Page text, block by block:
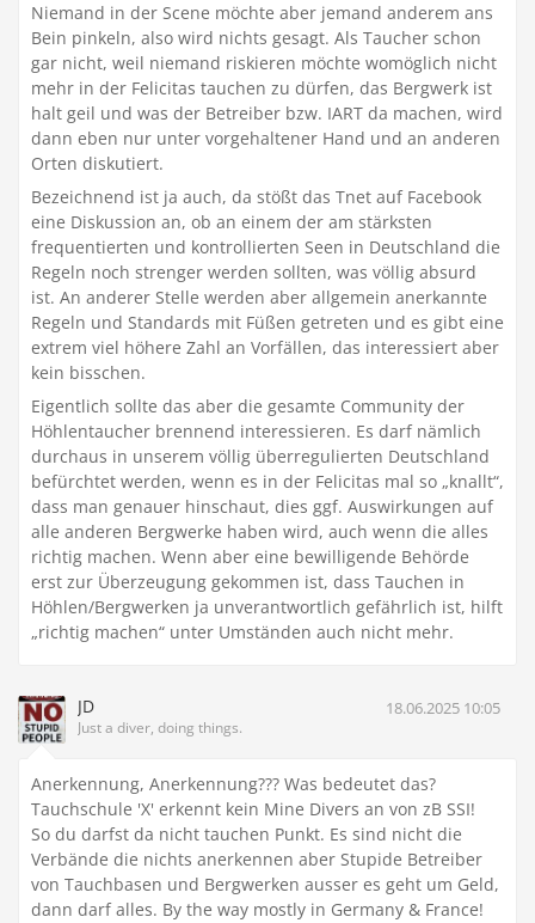
Niemand in der Scene möchte aber jemand anderem ans
Bein pinkeln, also wird nichts gesagt. Als Taucher schon
gar nicht, weil niemand riskieren möchte womöglich nicht
mehr in der Felicitas tauchen zu dürfen, das Bergwerk ist
halt geil und was der Betreiber bzw. IART da machen, wird
dann eben nur unter vorgehaltener Hand und an anderen
Orten diskutiert.
Bezeichnend ist ja auch, da stößt das Tnet auf Facebook
eine Diskussion an, ob an einem der am stärksten
frequentierten und kontrollierten Seen in Deutschland die
Regeln noch strenger werden sollten, was völlig absurd
ist. An anderer Stelle werden aber allgemein anerkannte
Regeln und Standards mit Füßen getreten und es gibt eine
extrem viel höhere Zahl an Vorfällen, das interessiert aber
kein bisschen.
Eigentlich sollte das aber die gesamte Community der
Höhlentaucher brennend interessieren. Es darf nämlich
durchaus in unserem völlig überregulierten Deutschland
befürchtet werden, wenn es in der Felicitas mal so „knallt“,
dass man genauer hinschaut, dies ggf. Auswirkungen auf
alle anderen Bergwerke haben wird, auch wenn die alles
richtig machen. Wenn aber eine bewilligende Behörde
erst zur Überzeugung gekommen ist, dass Tauchen in
Höhlen/Bergwerken ja unverantwortlich gefährlich ist, hilft
„richtig machen“ unter Umständen auch nicht mehr.
JD
Just a diver, doing things.
18.06.2025 10:05
Anerkennung, Anerkennung??? Was bedeutet das?
Tauchschule 'X' erkennt kein Mine Divers an von zB SSI!
So du darfst da nicht tauchen Punkt. Es sind nicht die
Verbände die nichts anerkennen aber Stupide Betreiber
von Tauchbasen und Bergwerken ausser es geht um Geld,
dann darf alles. By the way mostly in Germany & France!